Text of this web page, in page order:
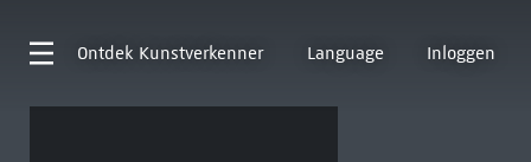
Ontdek Kunstverkenner Language Inloggen